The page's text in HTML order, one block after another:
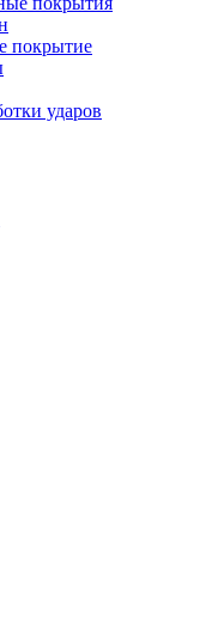
покрытие
ударов